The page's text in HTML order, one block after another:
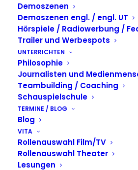
Demoszenen
Demoszenen engl. / engl. UT
Hörspiele / Radiowerbung /
Trailer und Werbespots
UNTERRICHTEN
Philosophie
Journalisten und
Teambuilding / Coaching
Schauspielschule
TERMINE / BLOG
Blog
VITA
Rollenauswahl Film/TV
Rollenauswahl Theater
Lesungen
Als Götz in „Götz von Berlichingen“,